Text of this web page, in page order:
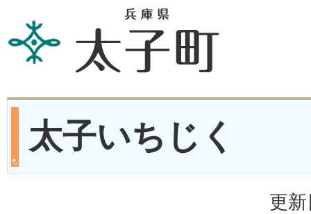
太子いちじく
更